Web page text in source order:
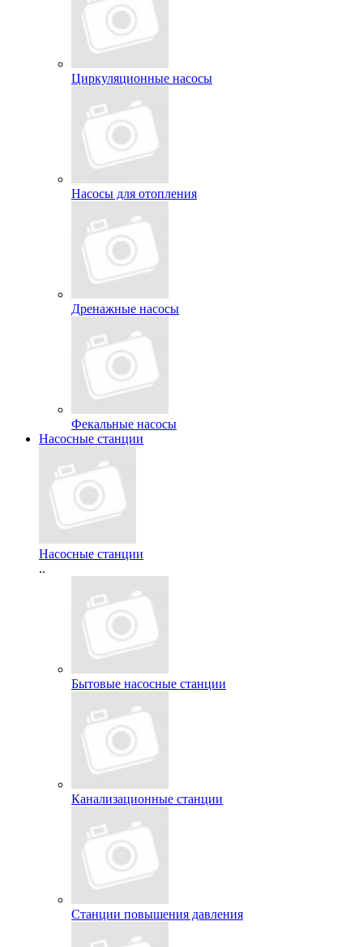
Циркуляционные насосы
Насосы для отопления
Дренажные насосы
Фекальные насосы
Насосные станции
Насосные станции
..
Бытовые насосные станции
Канализационные станции
Станции повышения давления